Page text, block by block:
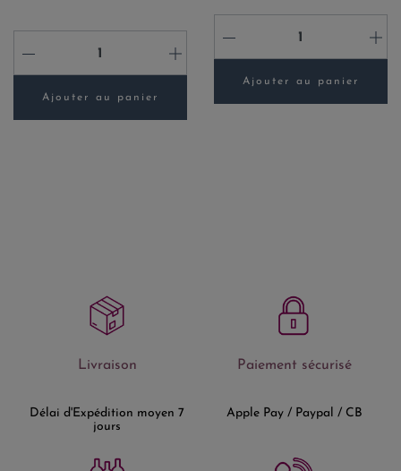
- +
Ajouter au panier
- +
Ajouter au panier
Livraison
Délai d'Expédition moyen 7
jours
Paiement sécurisé
Apple Pay / Paypal / CB